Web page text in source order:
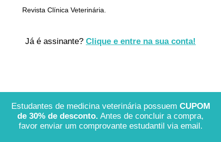
Revista Clínica Veterinária.
Já é assinante? Clique e entre na sua conta!
Estudantes de medicina veterinária possuem CUPOM
de 30% de desconto. Antes de concluir a compra,
favor enviar um comprovante estudantil via email.